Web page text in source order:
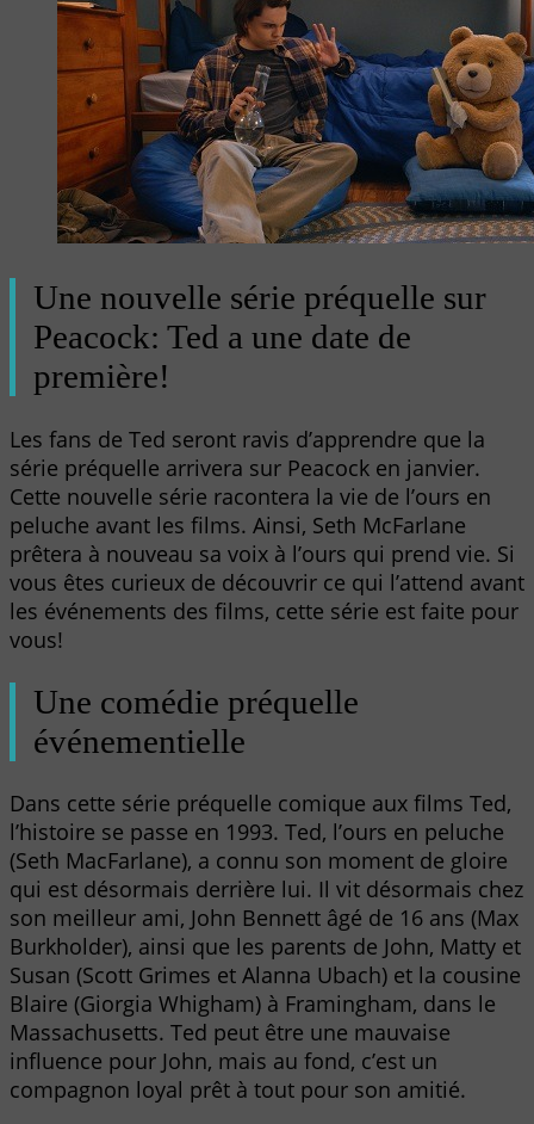
Une nouvelle série préquelle sur
Peacock: Ted a une date de
première!
Les fans de Ted seront ravis d’apprendre que la
série préquelle arrivera sur Peacock en janvier.
Cette nouvelle série racontera la vie de l’ours en
peluche avant les films. Ainsi, Seth McFarlane
prêtera à nouveau sa voix à l’ours qui prend vie. Si
vous êtes curieux de découvrir ce qui l’attend avant
les événements des films, cette série est faite pour
vous!
Une comédie préquelle
événementielle
Dans cette série préquelle comique aux films Ted,
l’histoire se passe en 1993. Ted, l’ours en peluche
(Seth MacFarlane), a connu son moment de gloire
qui est désormais derrière lui. Il vit désormais chez
son meilleur ami, John Bennett âgé de 16 ans (Max
Burkholder), ainsi que les parents de John, Matty et
Susan (Scott Grimes et Alanna Ubach) et la cousine
Blaire (Giorgia Whigham) à Framingham, dans le
Massachusetts. Ted peut être une mauvaise
influence pour John, mais au fond, c’est un
compagnon loyal prêt à tout pour son amitié.